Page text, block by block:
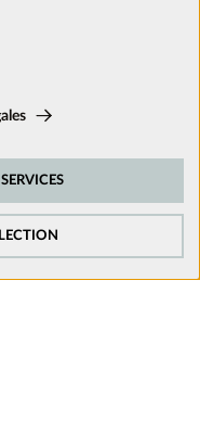
nous analysons le
utilisons des cookies de